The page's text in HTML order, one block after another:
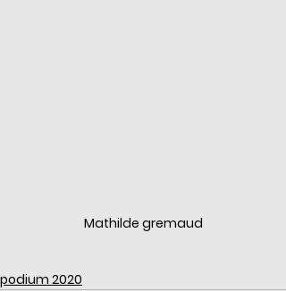
Mathilde gremaud
podium 2020